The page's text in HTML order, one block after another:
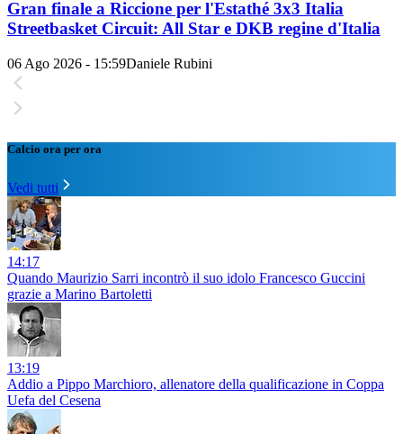
Gran finale a Riccione per l'Estathé 3x3 Italia
Streetbasket Circuit: All Star e DKB regine d'Italia
06 Ago 2026 - 15:59Daniele Rubini
Calcio ora per ora
Vedi tutti
14:17
Quando Maurizio Sarri incontrò il suo idolo Francesco Guccini
grazie a Marino Bartoletti
13:19
Addio a Pippo Marchioro, allenatore della qualificazione in Coppa
Uefa del Cesena